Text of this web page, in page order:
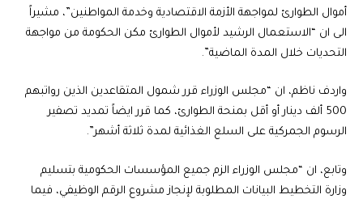
أموال الطوارئ لمواجهة الأزمة الاقتصادية وخدمة المواطنين”، مشيراً
الى ان “الاستعمال الرشيد لأموال الطوارئ مكن الحكومة من مواجهة
التحديات خلال المدة الماضية”.
واردف ناظم، ان “مجلس الوزراء قرر شمول المتقاعدين الذين رواتبهم
500 ألف دينار أو أقل بمنحة الطوارئ، كما قرر ايضاً تمديد تصفير
الرسوم الجمركية على السلع الغذائية لمدة ثلاثة أشهر”.
وتابع، ان “مجلس الوزراء الزم جميع المؤسسات الحكومية بتسليم
وزارة التخطيط البيانات المطلوبة لإنجاز مشروع الرقم الوظيفي، فيما